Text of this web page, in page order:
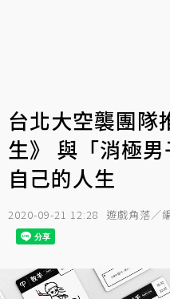
台北大空襲團隊
生》 與「消極
自己的人生
2020-09-21 12:28 遊戲角落／